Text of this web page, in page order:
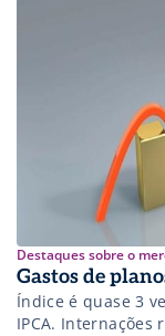
Destaques sobre o
Gastos de
Índice é quase 3
IPCA. Internações